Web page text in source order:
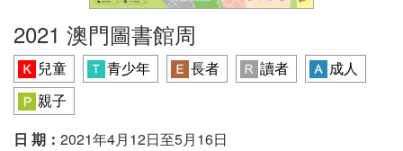
2021 澳門圖書館周
兒童 青少年 長者 讀者
成人
親子
日 期： 2021年4月12日至5月16日